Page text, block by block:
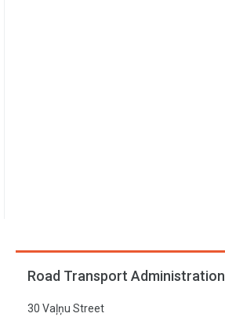
Road Transport Administration
30 Vaļņu Street